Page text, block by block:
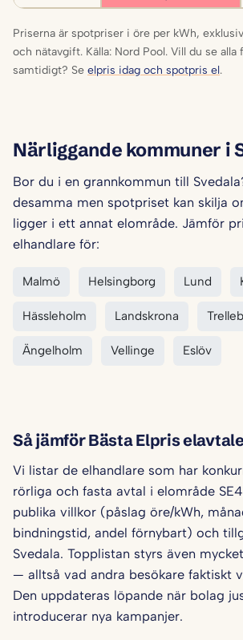
Priserna är spotpriser i öre per kWh,
och nätavgift. Källa: Nord Pool. Vill du se alla
samtidigt? Se elpris idag och spotpris el.
Närliggande kommuner i
Bor du i en grannkommun till
desamma men spotpriset kan skilja
ligger i ett annat elområde. Jämför
elhandlare för:
Malmö Helsingborg Lund
Hässleholm Landskrona
Ängelholm Vellinge Eslöv
Så jämför Bästa Elpris
Vi listar de elhandlare som har
rörliga och fasta avtal i elområde
publika villkor (påslag öre/kWh,
bindningstid, andel förnybart) och
Svedala. Topplistan styrs även
— alltså vad andra besökare faktiskt
Den uppdateras löpande när bolag
introducerar nya kampanjer.